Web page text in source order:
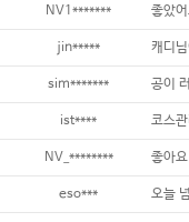
NV1*******
jin*****
sim*******
ist****
NV_********
eso***